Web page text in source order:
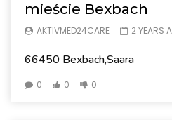
mieście Bexbach
AKTIVMED24CARE 2 YEARS
66450 Bexbach,Saara
0 0 0